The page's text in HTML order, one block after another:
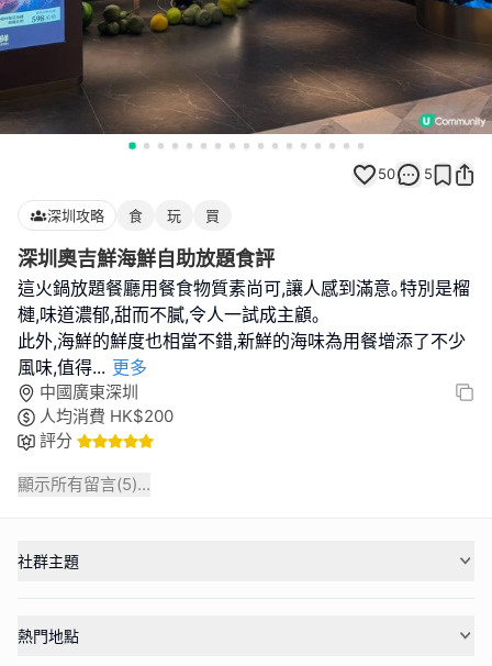
50 5
深圳攻略 食 玩 買
深圳奧吉鮮海鮮自助放題食評
這火鍋放題餐廳用餐食物質素尚可,讓人感到滿意｡特別是榴
槤,味道濃郁,甜而不膩,令人一試成主顧｡
此外,海鮮的鮮度也相當不錯,新鮮的海味為用餐增添了不少
風味,值得... 更多
中國廣東深圳
人均消費 HK$200
評分
顯示所有留言(5)...
社群主題
熱門地點